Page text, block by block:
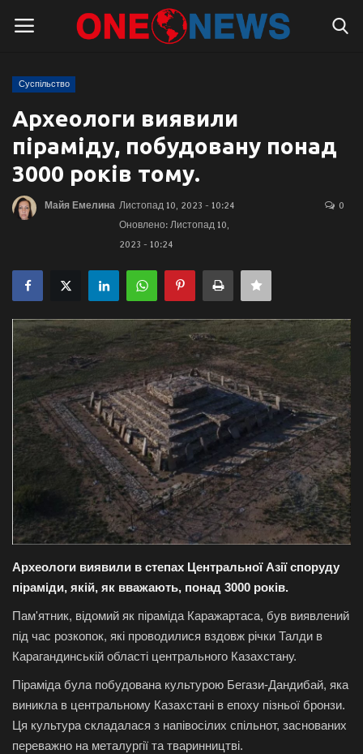
Логін
Головна
Контакти
Підтримати проєкт
Суспільство
Галерея
Політика
Технології
Авто
Відео
Мова
English Ukraine
Суспільство
Археологи виявили
піраміду, побудовану понад
3000 років тому.
Майя Емелина Листопад 10, 2023 - 10:24
Оновлено: Листопад 10,
2023 - 10:24
0
Археологи виявили в степах Центральної Азії споруду
піраміди, якій, як вважають, понад 3000 років.
Пам'ятник, відомий як піраміда Каражартаса, був виявлений
під час розкопок, які проводилися вздовж річки Талди в
Карагандинській області центрального Казахстану.
Піраміда була побудована культурою Бегази-Дандибай, яка
виникла в центральному Казахстані в епоху пізньої бронзи.
Ця культура складалася з напівосілих спільнот, заснованих
переважно на металургії та тваринництві.